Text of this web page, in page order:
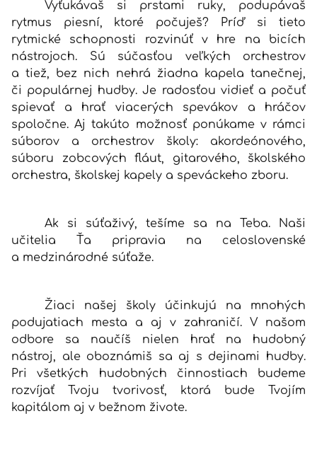
Vyťukávaš si prstami ruky, podupávaš
rytmus piesní, ktoré počuješ? Príď si tieto
rytmické schopnosti rozvinúť v hre na bicích
nástrojoch. Sú súčasťou veľkých orchestrov
a tiež, bez nich nehrá žiadna kapela tanečnej,
či populárnej hudby. Je radosťou vidieť a počuť
spievať a hrať viacerých spevákov a hráčov
spoločne. Aj takúto možnosť ponúkame v rámci
súborov a orchestrov školy: akordeónového,
súboru zobcových fláut, gitarového, školského
orchestra, školskej kapely a speváckeho zboru.
Ak si súťaživý, tešíme sa na Teba. Naši
učitelia Ťa pripravia na celoslovenské
a medzinárodné súťaže.
Žiaci našej školy účinkujú na mnohých
podujatiach mesta a aj v zahraničí. V našom
odbore sa naučíš nielen hrať na hudobný
nástroj, ale oboznámiš sa aj s dejinami hudby.
Pri všetkých hudobných činnostiach budeme
rozvíjať Tvoju tvorivosť, ktorá bude Tvojím
kapitálom aj v bežnom živote.